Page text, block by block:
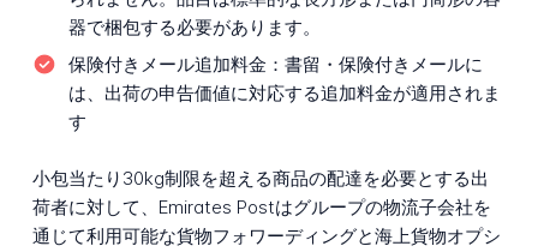
器で梱包する必要があります。
保険付きメール追加料金： 書留・保険付きメールに
は、出荷の申告価値に対応する追加料金が適用されま
す
小包当たり30kg制限を超える商品の配達を必要とする出
荷者に対して、Emirates Postはグループの物流子会社を
通じて利用可能な貨物フォワーディングと海上貨物オプシ